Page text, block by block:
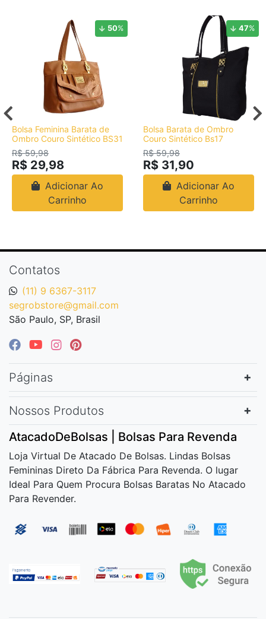
50%
Bolsa Feminina Barata de
Ombro Couro Sintético BS31
R$ 59,98
R$ 29,98
Adicionar Ao
Carrinho
47%
Bolsa Barata de Ombro
Couro Sintético Bs17
R$ 59,98
R$ 31,90
Adicionar Ao
Carrinho
Contatos
(11) 9 6367-3117
segrobstore@gmail.com
São Paulo, SP, Brasil
Páginas
Nossos Produtos
AtacadoDeBolsas | Bolsas Para Revenda
Loja Virtual De Atacado De Bolsas. Lindas Bolsas
Femininas Direto Da Fábrica Para Revenda. O lugar
Ideal Para Quem Procura Bolsas Baratas No Atacado
Para Revender.